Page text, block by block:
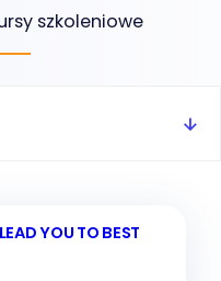
szkoleniowe
YOU TO BEST